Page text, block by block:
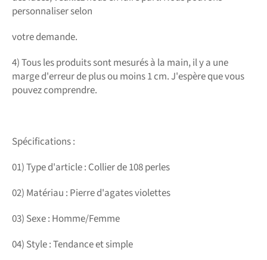
personnaliser selon
votre demande.
4) Tous les produits sont mesurés à la main, il y a une
marge d'erreur de plus ou moins 1 cm. J'espère que vous
pouvez comprendre.
Spécifications :
01) Type d'article : Collier de 108 perles
02) Matériau : Pierre d'agates violettes
03) Sexe : Homme/Femme
04) Style : Tendance et simple